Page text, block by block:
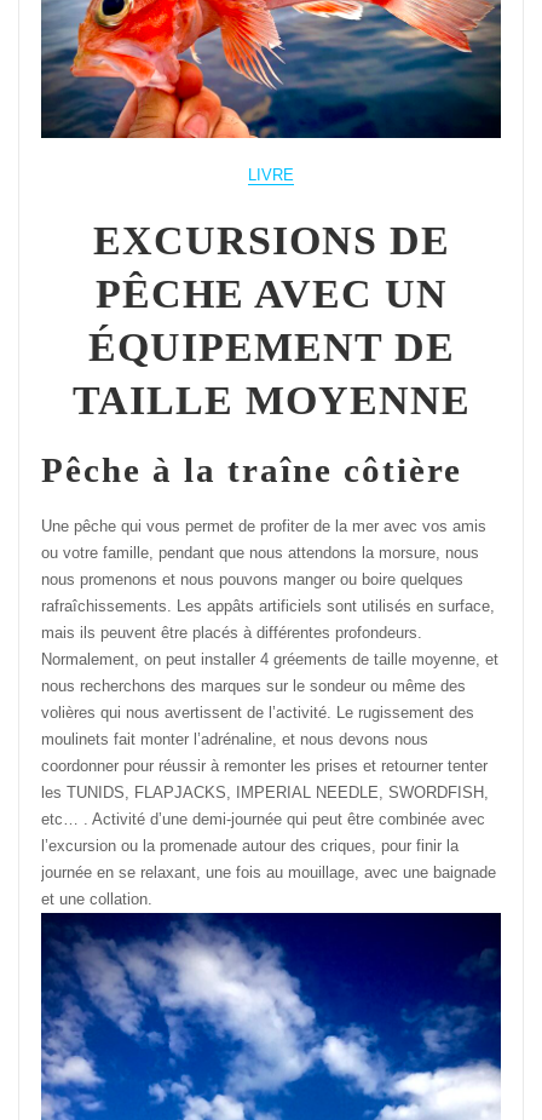
LIVRE
EXCURSIONS DE
PÊCHE AVEC UN
ÉQUIPEMENT DE
TAILLE MOYENNE
Pêche à la traîne côtière
Une pêche qui vous permet de profiter de la mer avec vos amis
ou votre famille, pendant que nous attendons la morsure, nous
nous promenons et nous pouvons manger ou boire quelques
rafraîchissements. Les appâts artificiels sont utilisés en surface,
mais ils peuvent être placés à différentes profondeurs.
Normalement, on peut installer 4 gréements de taille moyenne, et
nous recherchons des marques sur le sondeur ou même des
volières qui nous avertissent de l’activité. Le rugissement des
moulinets fait monter l’adrénaline, et nous devons nous
coordonner pour réussir à remonter les prises et retourner tenter
les TUNIDS, FLAPJACKS, IMPERIAL NEEDLE, SWORDFISH,
etc… . Activité d’une demi-journée qui peut être combinée avec
l’excursion ou la promenade autour des criques, pour finir la
journée en se relaxant, une fois au mouillage, avec une baignade
et une collation.